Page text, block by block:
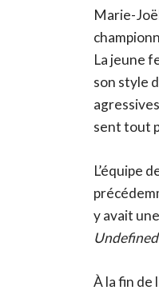
Marie-
La jeune
son style
sent tout
L’équipe
y avait
Undefined
À la fin de